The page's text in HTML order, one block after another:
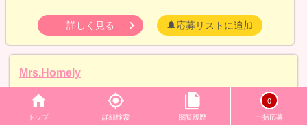
詳しく見る 応募リストに追加
Mrs.Homely
トップ 詳細検索 閲覧履歴
0
一括応募